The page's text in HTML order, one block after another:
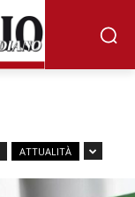
ATTUALITÀ